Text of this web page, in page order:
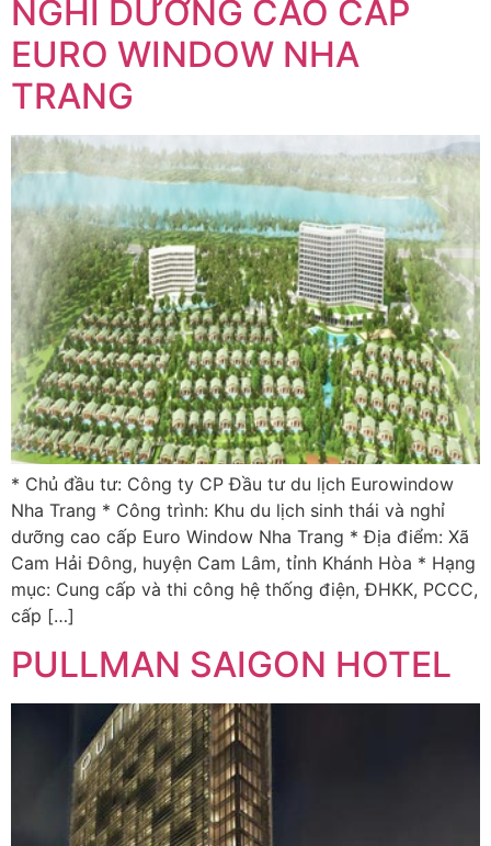
NGHỈ DƯỠNG CAO CẤP
EURO WINDOW NHA
TRANG
* Chủ đầu tư: Công ty CP Đầu tư du lịch Eurowindow
Nha Trang * Công trình: Khu du lịch sinh thái và nghỉ
dưỡng cao cấp Euro Window Nha Trang * Địa điểm: Xã
Cam Hải Đông, huyện Cam Lâm, tỉnh Khánh Hòa * Hạng
mục: Cung cấp và thi công hệ thống điện, ĐHKK, PCCC,
cấp […]
PULLMAN SAIGON HOTEL